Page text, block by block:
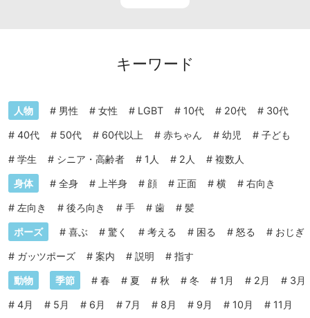
キーワード
人物 # 男性 # 女性 # LGBT # 10代 # 20代 # 30代
# 40代 # 50代 # 60代以上 # 赤ちゃん # 幼児 # 子ども
# 学生 # シニア・高齢者 # 1人 # 2人 # 複数人
身体 # 全身 # 上半身 # 顔 # 正面 # 横 # 右向き
# 左向き # 後ろ向き # 手 # 歯 # 髪
ポーズ # 喜ぶ # 驚く # 考える # 困る # 怒る # おじぎ
# ガッツポーズ # 案内 # 説明 # 指す
動物 季節 # 春 # 夏 # 秋 # 冬 # 1月 # 2月 # 3月
# 4月 # 5月 # 6月 # 7月 # 8月 # 9月 # 10月 # 11月